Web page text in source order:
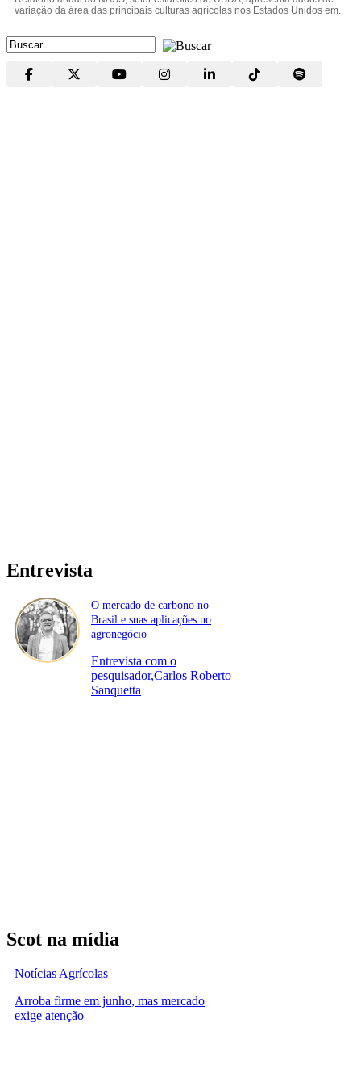
variação da área das principais culturas agrícolas nos Estados Unidos em.
Entrevista
O mercado de carbono no
Brasil e suas aplicações no
agronegócio
Entrevista com o
pesquisador,Carlos Roberto
Sanquetta
Scot na mídia
Notícias Agrícolas
Arroba firme em junho, mas mercado
exige atenção